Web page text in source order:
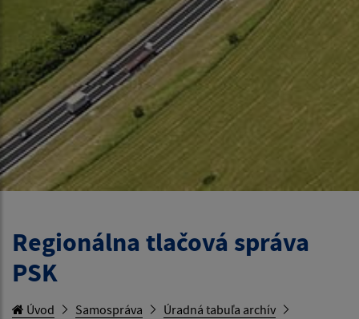
Regionálna tlačová správa
PSK
Úvod Samospráva
Úradná tabuľa archív